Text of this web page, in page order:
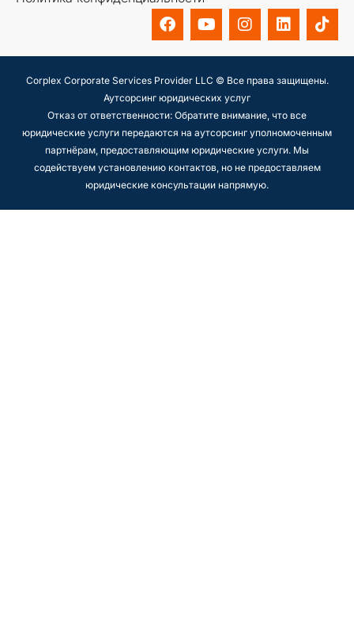
Corplex Corporate Services Provider LLC © Все права защищены.
Аутсорсинг юридических услуг
Отказ от ответственности: Обратите внимание, что все
юридические услуги передаются на аутсорсинг уполномоченным
партнёрам, предоставляющим юридические услуги. Мы
содействуем установлению контактов, но не предоставляем
юридические консультации напрямую.